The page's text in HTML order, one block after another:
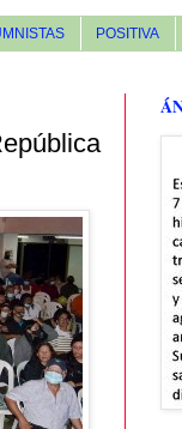
POSITIVA